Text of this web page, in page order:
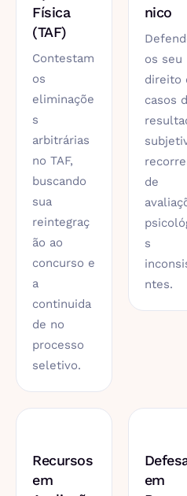
Física
(TAF)
Contestam
os
eliminaçõe
s
arbitrárias
no TAF,
buscando
sua
reintegraç
ão ao
concurso e
a
continuida
de no
processo
seletivo.
nico
os seu
direito
casos
de
s
ntes.
Recursos
em
em